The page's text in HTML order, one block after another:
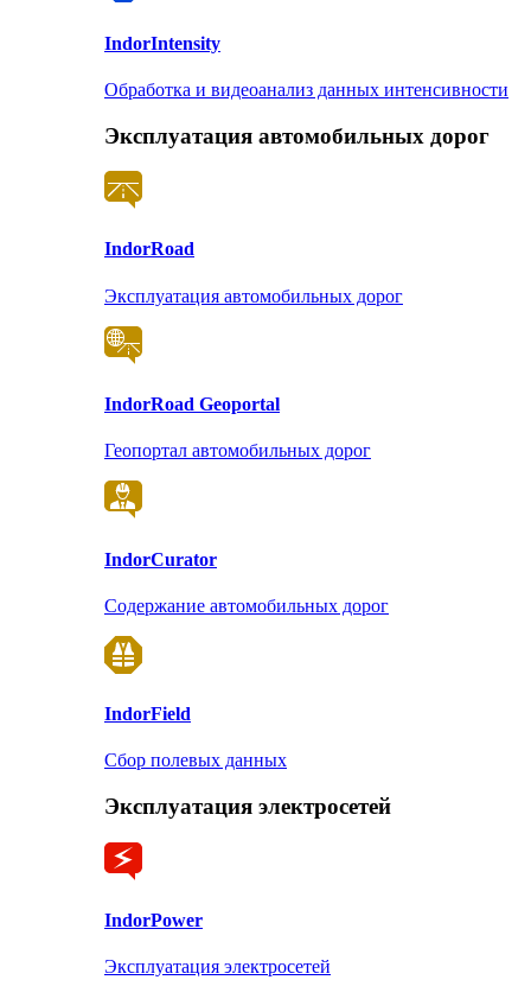
IndorIntensity
Обработка и видеоанализ данных интенсивности
Эксплуатация автомобильных дорог
IndorRoad
Эксплуатация автомобильных дорог
IndorRoad Geoportal
Геопортал автомобильных дорог
IndorCurator
Содержание автомобильных дорог
IndorField
Сбор полевых данных
Эксплуатация электросетей
IndorPower
Эксплуатация электросетей